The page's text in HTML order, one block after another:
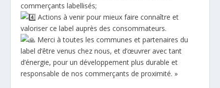
commerçants labellisés;
Actions à venir pour mieux faire connaître et
valoriser ce label auprès des consommateurs.
Merci à toutes les communes et partenaires du
label d’être venus chez nous, et d’œuvrer avec tant
d’énergie, pour un développement plus durable et
responsable de nos commerçants de proximité. »